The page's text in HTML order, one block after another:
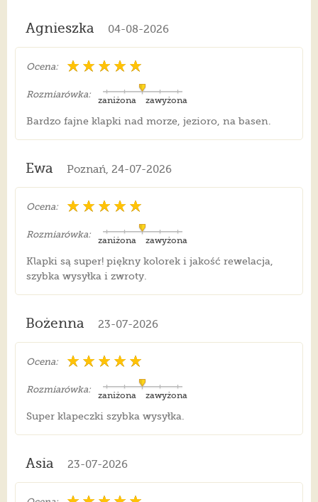
Agnieszka 04-08-2026
Ocena:
Rozmiarówka:
zawyżona
zaniżona
Bardzo fajne klapki nad morze, jezioro, na basen.
Ewa Poznań, 24-07-2026
Ocena:
Rozmiarówka:
zawyżona
zaniżona
Klapki są super! piękny kolorek i jakość rewelacja,
szybka wysyłka i zwroty.
Bożenna 23-07-2026
Ocena:
Rozmiarówka:
zawyżona
zaniżona
Super klapeczki szybka wysyłka.
Asia 23-07-2026